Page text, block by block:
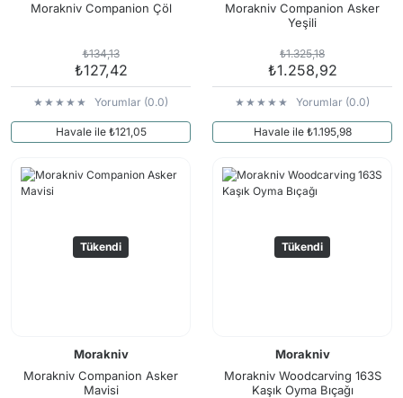
Morakniv Companion Çöl
₺134,13
₺127,42
Yorumlar (0.0)
Havale ile ₺121,05
Morakniv Companion Asker
Yeşili
₺1.325,18
₺1.258,92
Yorumlar (0.0)
Havale ile ₺1.195,98
Tükendi
Morakniv
Morakniv Companion Asker
Mavisi
Tükendi
Morakniv
Morakniv Woodcarving 163S
Kaşık Oyma Bıçağı